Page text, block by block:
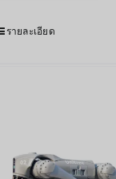
รายละเอียด